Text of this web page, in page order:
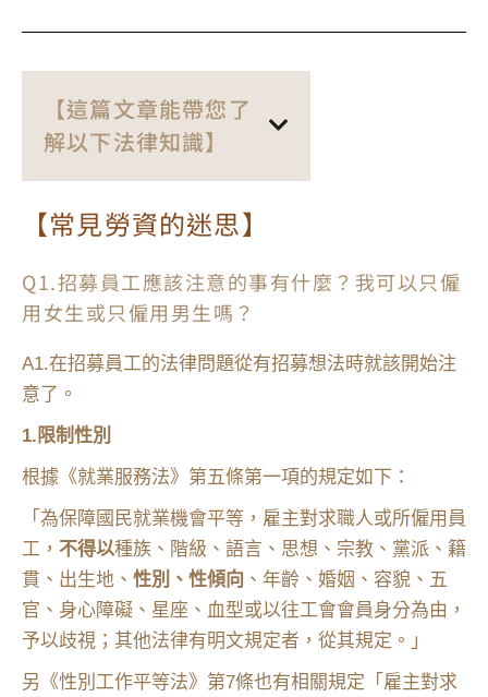
【這篇文章能帶您了
解以下法律知識】
【常見勞資的迷思】
Q1.招募員工應該注意的事有什麼？我可以只僱
用女生或只僱用男生嗎？
A1.在招募員工的法律問題從有招募想法時就該開始注
意了。
1.限制性別
根據《就業服務法》第五條第一項的規定如下：
「為保障國民就業機會平等，雇主對求職人或所僱用員
工， 不得以種族、階級、語言、思想、宗教、黨派、籍
貫、出生地、 性別、性傾向 、年齡、婚姻、容貌、五
官、身心障礙、星座、血型或以往工會會員身分為由，
予以歧視；其他法律有明文規定者，從其規定。」
另《性別工作平等法》第7條也有相關規定「雇主對求